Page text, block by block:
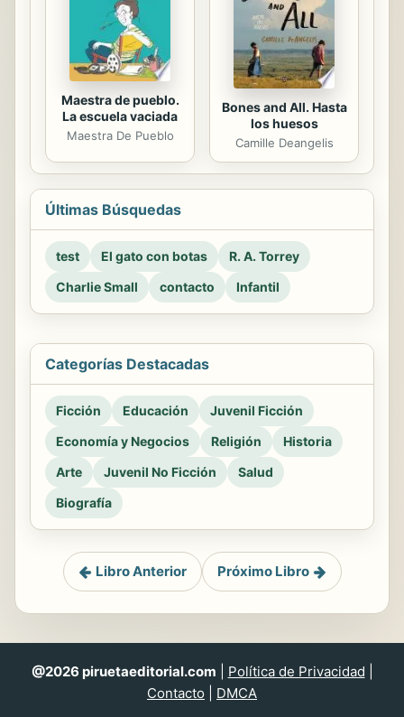
Maestra de pueblo.
La escuela vaciada
Maestra De Pueblo
Bones and All. Hasta
los huesos
Camille Deangelis
Últimas Búsquedas
test El gato con botas
R. A. Torrey
Charlie Small
contacto Infantil
Categorías Destacadas
Ficción Educación
Juvenil Ficción
Economía y Negocios
Religión
Historia
Arte
Juvenil No Ficción
Salud
Biografía
Libro Anterior Próximo Libro
@2026 piruetaeditorial.com Política de Privacidad
Contacto
DMCA